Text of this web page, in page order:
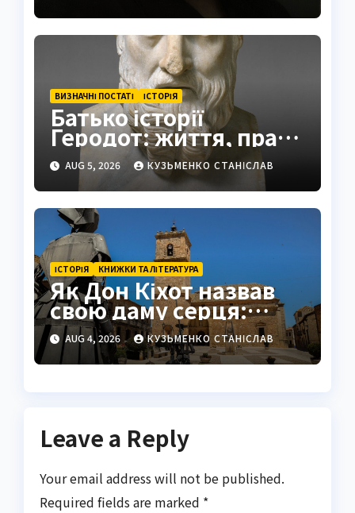
ВИЗНАЧНІ ПОСТАТІ ІСТОРІЯ
Батько історії
Геродот: життя, праці
та спадщина
AUG 5, 2026 КУЗЬМЕНКО СТАНІСЛАВ
ІСТОРІЯ КНИЖКИ ТА ЛІТЕРАТУРА
Як Дон Кіхот назвав
свою даму серця:
повна історія
Дульсінеї
AUG 4, 2026 КУЗЬМЕНКО СТАНІСЛАВ
Leave a Reply
Your email address will not be published.
Required fields are marked *